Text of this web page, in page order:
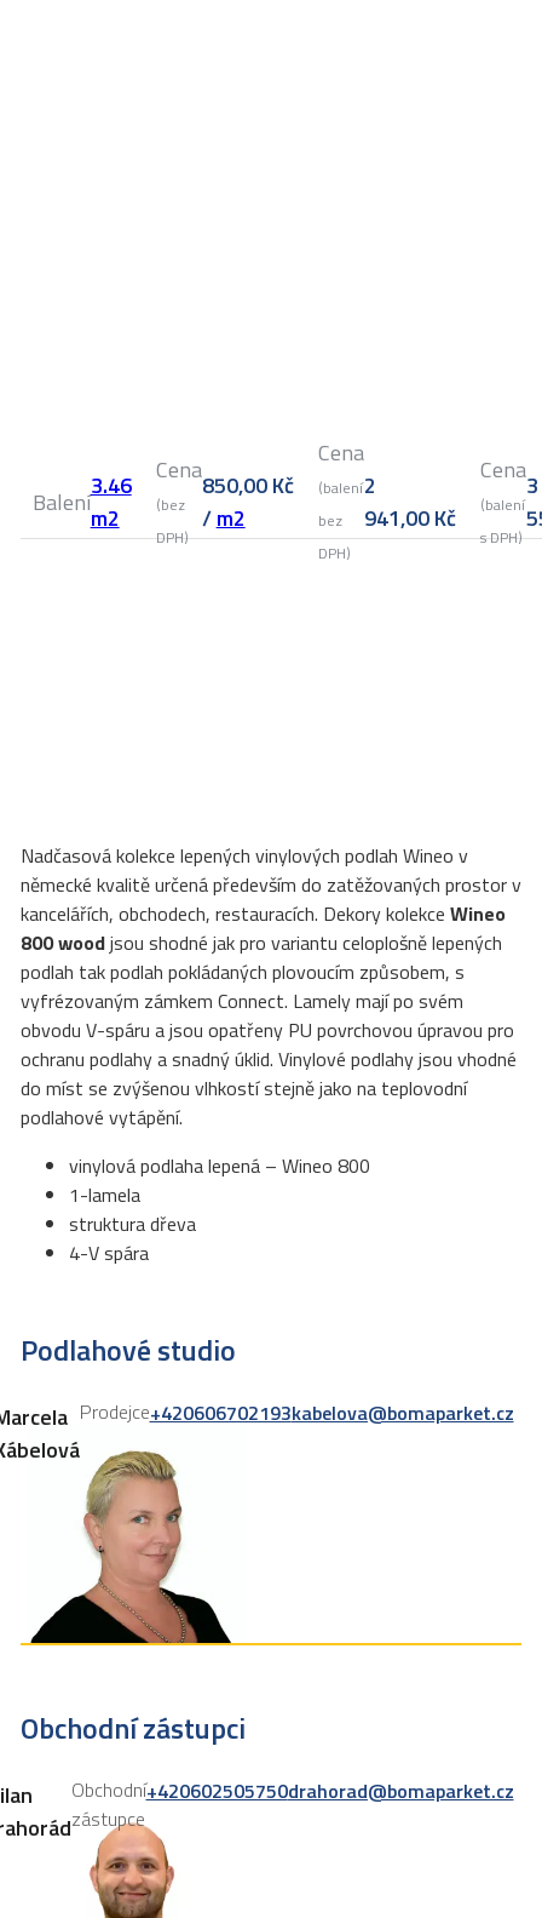
Balení3.46
m2
Cena
(bez
DPH)
850,00Kč
/m2
Cena
(balení
bez
DPH)
2
941,00Kč
Cena
(balení
s DPH)
3
Nadčasová kolekce lepených vinylových podlah Wineo v
německé kvalitě určená především do zatěžovaných prostor v
kancelářích, obchodech, restauracích. Dekory kolekce Wineo
800woodjsou shodné jak pro variantu celoplošně lepených
podlah tak podlah pokládaných plovoucím způsobem, s
vyfrézovaným zámkem Connect. Lamely mají po svém
obvodu V-spáru a jsou opatřeny PU povrchovou úpravou pro
ochranu podlahy a snadný úklid. Vinylové podlahy jsou vhodné
do míst se zvýšenou vlhkostí stejně jako na teplovodní
podlahové vytápění.
vinylová podlaha lepená – Wineo 800
1-lamela
struktura dřeva
4-V spára
Podlahové studio
Prodejce+420606702193kabelova@bomaparket.cz
Obchodní zástupci
Obchodní
zástupce
+420602505750drahorad@bomaparket.cz